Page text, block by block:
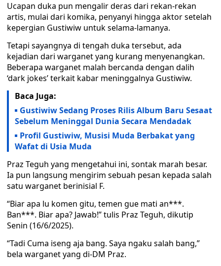
Ucapan duka pun mengalir deras dari rekan-rekan
artis, mulai dari komika, penyanyi hingga aktor setelah
kepergian Gustiwiw untuk selama-lamanya.
Tetapi sayangnya di tengah duka tersebut, ada
kejadian dari warganet yang kurang menyenangkan.
Beberapa warganet malah bercanda dengan dalih
‘dark jokes’ terkait kabar meninggalnya Gustiwiw.
Baca Juga:
Gustiwiw Sedang Proses Rilis Album Baru Sesaat
Sebelum Meninggal Dunia Secara Mendadak
Profil Gustiwiw, Musisi Muda Berbakat yang
Wafat di Usia Muda
Praz Teguh yang mengetahui ini, sontak marah besar.
Ia pun langsung mengirim sebuah pesan kepada salah
satu warganet berinisial F.
“Biar apa lu komen gitu, temen gue mati an***.
Ban***. Biar apa? Jawab!” tulis Praz Teguh, dikutip
Senin (16/6/2025).
“Tadi Cuma iseng aja bang. Saya ngaku salah bang,”
bela warganet yang di-DM Praz.